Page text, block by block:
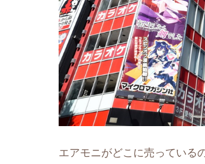
エアモニがどこに売っている